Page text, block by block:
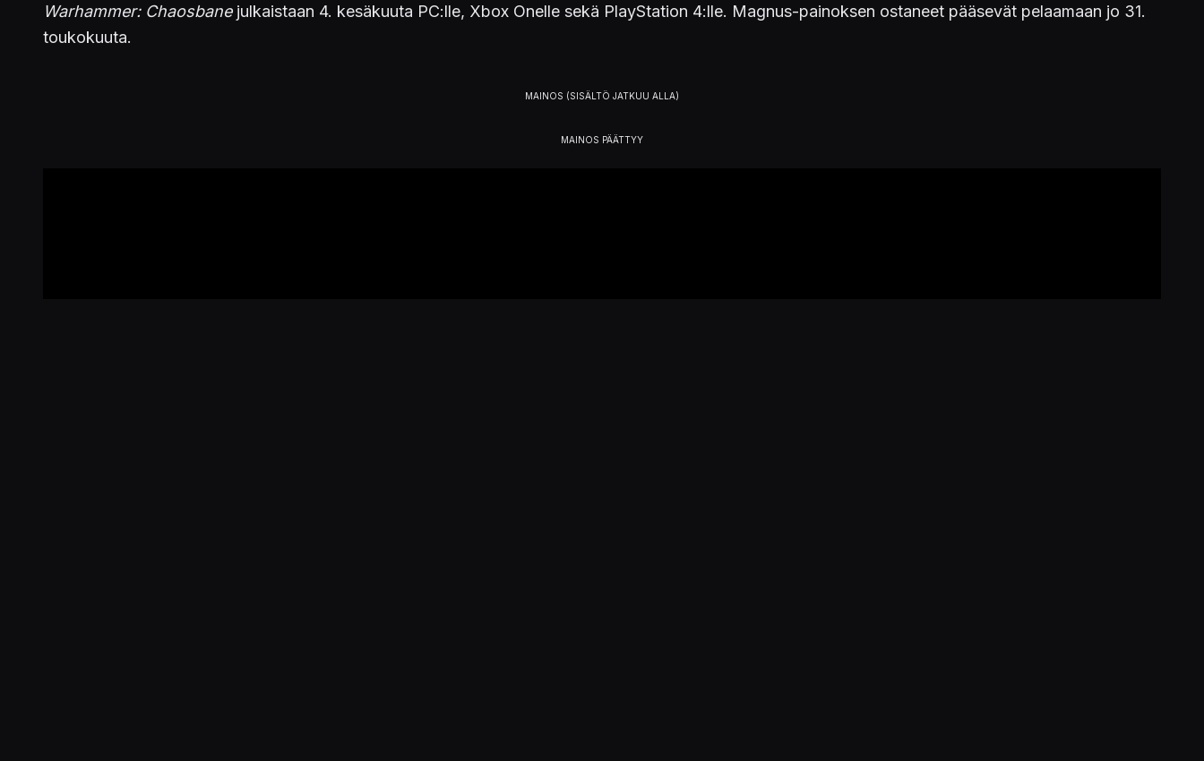
Warhammer: Chaosbane julkaistaan 4. kesäkuuta PC:lle, Xbox Onelle sekä PlayStation 4:lle. Magnus-painoksen ostaneet pääsevät pelaamaan jo 31.
toukokuuta.